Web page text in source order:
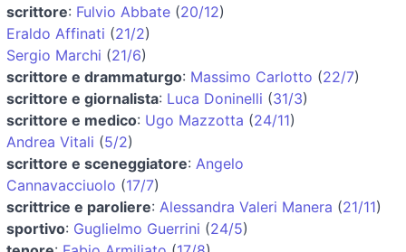
scrittore: Fulvio Abbate (20/12)
Eraldo Affinati (21/2)
Sergio Marchi (21/6)
scrittore e drammaturgo: Massimo Carlotto (22/7)
scrittore e giornalista: Luca Doninelli (31/3)
scrittore e medico: Ugo Mazzotta (24/11)
Andrea Vitali (5/2)
scrittore e sceneggiatore: Angelo
Cannavacciuolo (17/7)
scrittrice e paroliere: Alessandra Valeri Manera (21/11)
sportivo: Guglielmo Guerrini (24/5)